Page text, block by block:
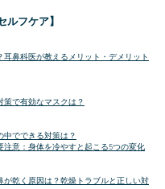
ルフケア】
耳鼻科医が教えるメリット・デメリット
策で有効なマスクは？
中でできる対策は？
注意：身体を冷やすと起こる5つの変化
が乾く原因は？乾燥トラブルと正しい対